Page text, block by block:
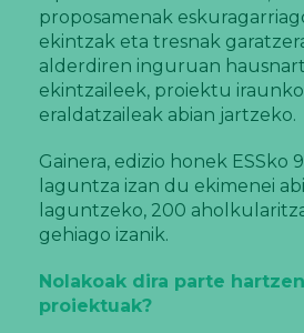
proposamenak
ekintzak eta tresnak
alderdiren inguruan
ekintzaileek, proiektu
eraldatzaileak abian jartzeko.
Gainera, edizio honek ESSko
laguntza izan du ekimenei
laguntzeko, 200
gehiago izanik.
Nolakoak dira parte
proiektuak?